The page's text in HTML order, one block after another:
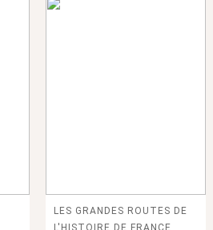
LES GRANDES ROUTES DE
L'HISTOIRE DE FRANCE